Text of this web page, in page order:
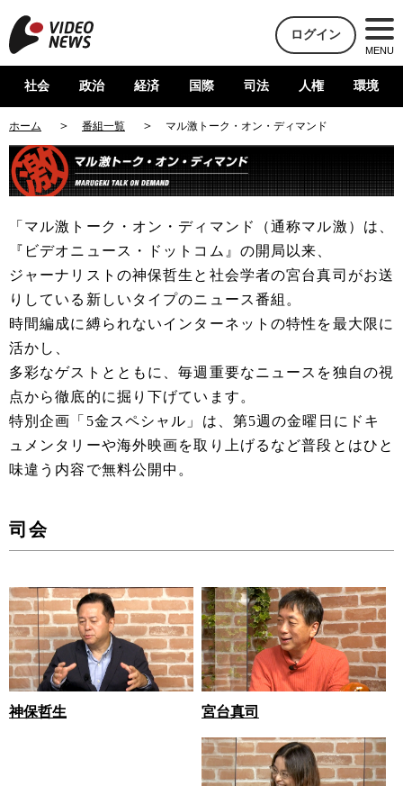
ログイン
MENU
社会 政治 経済 国際 司法 人権 環境
ホーム 番組一覧 マル激トーク・オン・ディマンド
「マル激トーク・オン・ディマンド（通称マル激）は、
『ビデオニュース・ドットコム』の開局以来、
ジャーナリストの神保哲生と社会学者の宮台真司がお送
りしている新しいタイプのニュース番組。
時間編成に縛られないインターネットの特性を最大限に
活かし、
多彩なゲストとともに、毎週重要なニュースを独自の視
点から徹底的に掘り下げています。
特別企画「5金スペシャル」は、第5週の金曜日にドキ
ュメンタリーや海外映画を取り上げるなど普段とはひと
味違う内容で無料公開中。
司会
神保哲生 宮台真司